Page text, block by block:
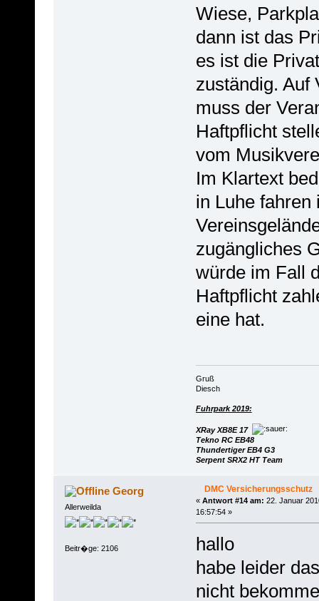
Wiese,
dann ist das
es ist die
zuständig. Auf
muss der
Haftpflicht
vom
Im Klartext
in Luhe fahren
zugängliches
würde im Fall
Haftpflicht
eine hat.
Gruß
Diesch
Fuhrpark 2019:
XRay XB8E 17
Tekno RC EB48
Thundertiger EB4 G3
Serpent SRX2 HT Team
Georg
Allerweilda
Beitr�ge: 2106
DMC Versicherungsschutz
« Antwort #14 am: 22. Januar
16:57:54 »
hallo
habe leider
nicht